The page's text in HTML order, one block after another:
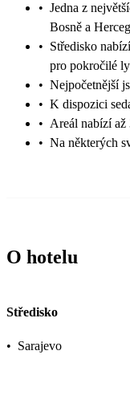
• Jedna z
Bosně a
• Středisko
pro pokročilé
• Nejpočetnější
• K dispozici
• Areál nabízí až
• Na některých
O hotelu
Středisko
• Sarajevo